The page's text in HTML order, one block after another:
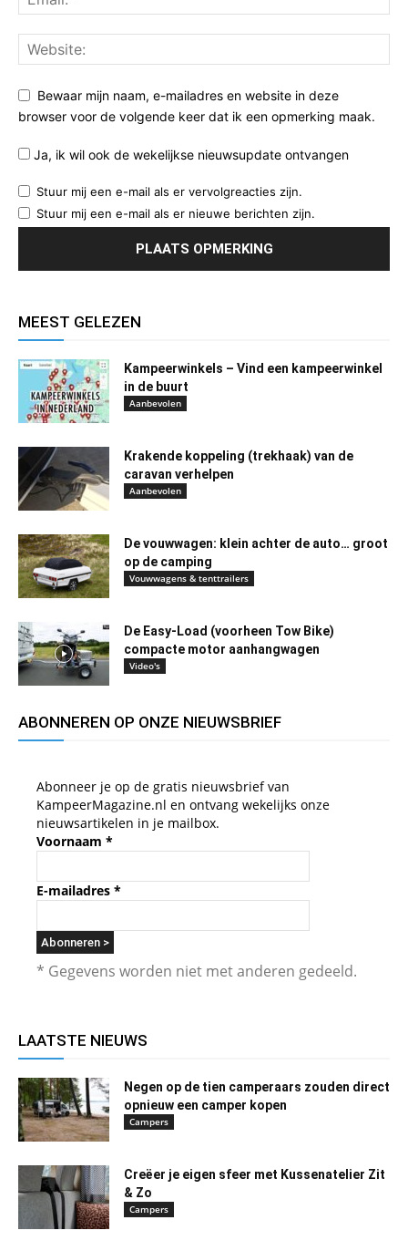
Bewaar mijn naam, e-mailadres en website in deze
browser voor de volgende keer dat ik een opmerking maak.
Ja, ik wil ook de wekelijkse nieuwsupdate ontvangen
Stuur mij een e-mail als er vervolgreacties zijn.
Stuur mij een e-mail als er nieuwe berichten zijn.
MEEST GELEZEN
Kampeerwinkels – Vind een kampeerwinkel
in de buurt
Aanbevolen
Krakende koppeling (trekhaak) van de
caravan verhelpen
Aanbevolen
De vouwwagen: klein achter de auto… groot
op de camping
Vouwwagens & tenttrailers
De Easy-Load (voorheen Tow Bike)
compacte motor aanhangwagen
Video's
ABONNEREN OP ONZE NIEUWSBRIEF
Abonneer je op de gratis nieuwsbrief van
KampeerMagazine.nl en ontvang wekelijks onze
nieuwsartikelen in je mailbox.
Voornaam *
E-mailadres *
* Gegevens worden niet met anderen gedeeld.
LAATSTE NIEUWS
Negen op de tien camperaars zouden direct
opnieuw een camper kopen
Campers
Creëer je eigen sfeer met Kussenatelier Zit
& Zo
Campers